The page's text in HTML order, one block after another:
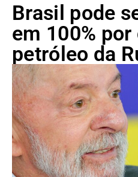
Brasil pode
em 100%
petróleo da